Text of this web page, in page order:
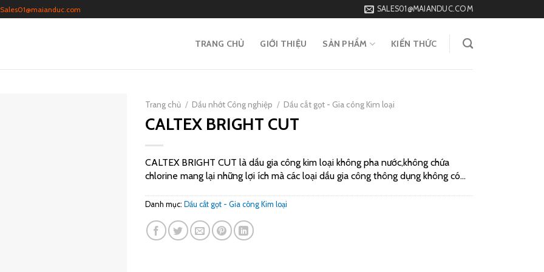
Sales01@maianduc.com SALES01@MAIANDUC.COM
TRANG CHỦ GIỚI THIỆU SẢN PHẨM KIẾN THỨC
Trang chủ / Dầu nhớt Công nghiệp / Dầu cắt gọt - Gia công Kim loại
CALTEX BRIGHT CUT
CALTEX BRIGHT CUT là dầu gia công kim loại không pha nước,không chứa
chlorine mang lại những lợi ích mà các loại dầu gia công thông dụng không có…
Danh mục: Dầu cắt gọt - Gia công Kim loại